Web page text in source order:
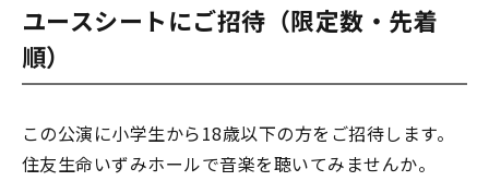
ユースシートにご招待（限定数・先着
順）
この公演に小学生から18歳以下の方をご招待します。
住友生命いずみホールで音楽を聴いてみませんか。